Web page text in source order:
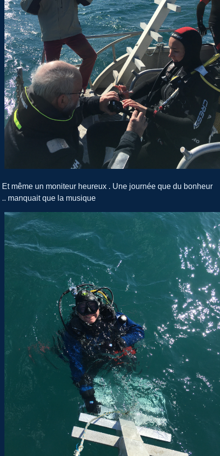
Et même un moniteur heureux . Une journée que du bonheur
.. manquait que la musique